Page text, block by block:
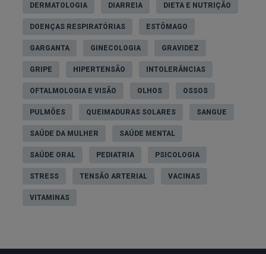
DERMATOLOGIA DIARREIA DIETA E NUTRIÇÃO
DOENÇAS RESPIRATÓRIAS ESTÔMAGO
GARGANTA GINECOLOGIA GRAVIDEZ
GRIPE HIPERTENSÃO INTOLERÂNCIAS
OFTALMOLOGIA E VISÃO OLHOS OSSOS
PULMÕES QUEIMADURAS SOLARES SANGUE
SAÚDE DA MULHER SAÚDE MENTAL
SAÚDE ORAL PEDIATRIA PSICOLOGIA
STRESS TENSÃO ARTERIAL VACINAS
VITAMINAS